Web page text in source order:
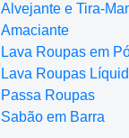
Alvejante e Tira-
Amaciante
Lava Roupas em
Lava Roupas
Passa Roupas
Sabão em Barra